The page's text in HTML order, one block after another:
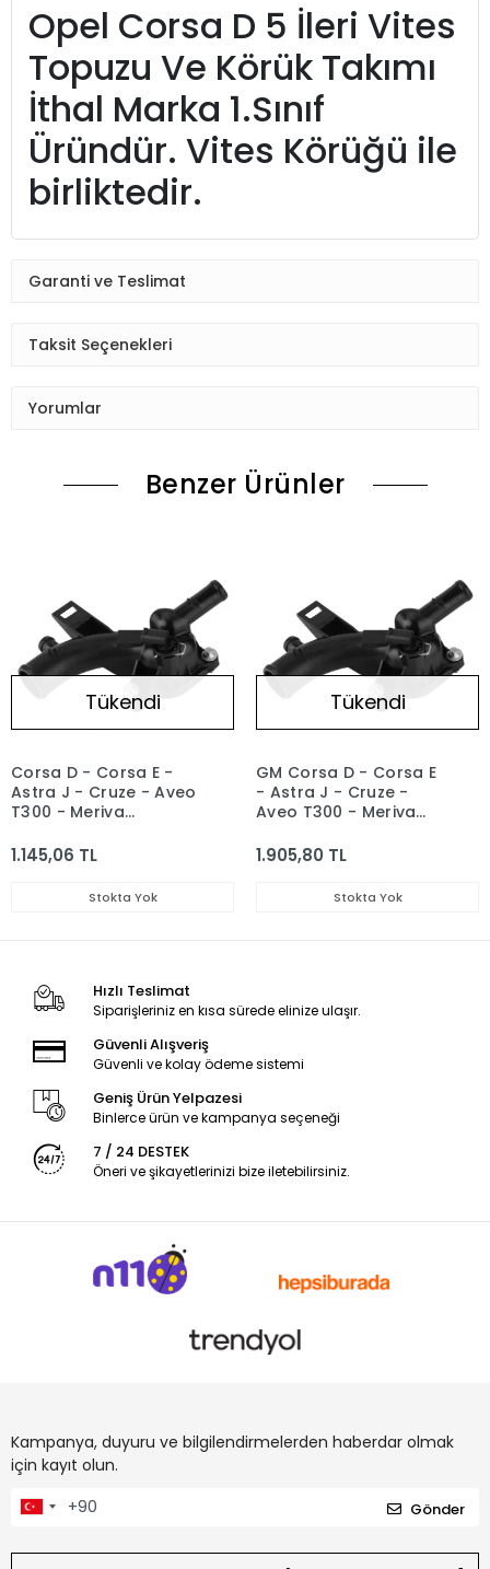
Opel Corsa D 5 İleri Vites
Topuzu Ve Körük Takımı
İthal Marka 1.Sınıf
Üründür. Vites Körüğü ile
birliktedir.
Garanti ve Teslimat
Taksit Seçenekleri
Yorumlar
Benzer Ürünler
Tükendi
Corsa D - Corsa E -
Astra J - Cruze - Aveo
T300 - Meriva
FEBI 25192985
1.145,06 TL
Stokta Yok
Tükendi
GM Corsa D - Corsa E
- Astra J - Cruze -
Aveo T300 - Meriva
25192985
1.905,80 TL
Stokta Yok
Hızlı Teslimat
Siparişleriniz en kısa sürede elinize ulaşır.
Güvenli Alışveriş
Güvenli ve kolay ödeme sistemi
Geniş Ürün Yelpazesi
Binlerce ürün ve kampanya seçeneği
7 / 24 DESTEK
Öneri ve şikayetlerinizi bize iletebilirsiniz.
Kampanya, duyuru ve bilgilendirmelerden haberdar olmak
için kayıt olun.
Gönder